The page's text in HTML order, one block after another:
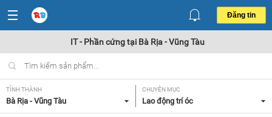
Đăng tin
IT - Phần cứng tại Bà Rịa - Vũng Tàu
TỈNH THÀNH
Bà Rịa - Vũng Tàu
CHUYÊN MỤC
Lao động trí óc